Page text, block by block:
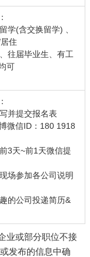
留学(含交换留学) 、
住
往届毕业生、有工
可
并提交报名表
微信ID：180 1918
3天~前1天微信提
场参加各公司说明
的公司投递简历&
业或部分职位不接
发布的信息中确